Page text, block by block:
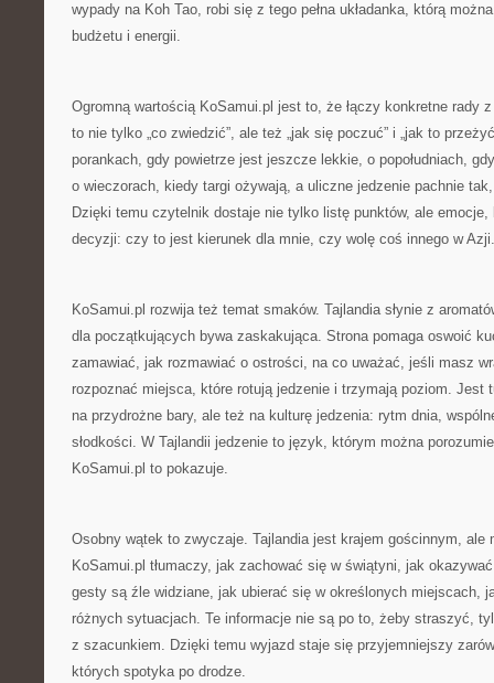
wypady na Koh Tao, robi się z tego pełna układanka, którą
budżetu i energii.
Ogromną wartością KoSamui.pl jest to, że łączy konkretne rady
to nie tylko „co zwiedzić”, ale też „jak się poczuć” i „jak to
porankach, gdy powietrze jest jeszcze lekkie, o popołudniach,
o wieczorach, kiedy targi ożywają, a uliczne jedzenie pachnie
Dzięki temu czytelnik dostaje nie tylko listę punktów, ale emocje,
decyzji: czy to jest kierunek dla mnie, czy wolę coś innego w Azji.
KoSamui.pl rozwija też temat smaków. Tajlandia słynie z
dla początkujących bywa zaskakująca. Strona pomaga oswoić
zamawiać, jak rozmawiać o ostrości, na co uważać, jeśli masz
rozpoznać miejsca, które rotują jedzenie i trzymają poziom. Jest
na przydrożne bary, ale też na kulturę jedzenia: rytm dnia,
słodkości. W Tajlandii jedzenie to język, którym można
KoSamui.pl to pokazuje.
Osobny wątek to zwyczaje. Tajlandia jest krajem gościnnym, ale
KoSamui.pl tłumaczy, jak zachować się w świątyni, jak
gesty są źle widziane, jak ubierać się w określonych miejscach,
różnych sytuacjach. Te informacje nie są po to, żeby straszyć,
z szacunkiem. Dzięki temu wyjazd staje się przyjemniejszy
których spotyka po drodze.